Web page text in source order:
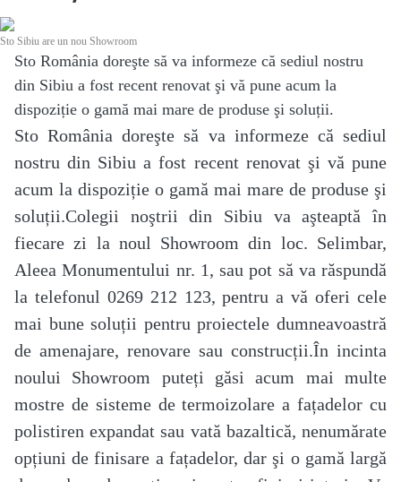
Sto Sibiu are un nou Showroom
Sto România doreşte să va informeze că sediul nostru
din Sibiu a fost recent renovat şi vă pune acum la
dispoziție o gamă mai mare de produse şi soluții.
Sto România doreşte să va informeze că sediul
nostru din Sibiu a fost recent renovat şi vă pune
acum la dispoziție o gamă mai mare de produse şi
soluții.Colegii noştrii din Sibiu va aşteaptă în
fiecare zi la noul Showroom din loc. Selimbar,
Aleea Monumentului nr. 1, sau pot să va răspundă
la telefonul 0269 212 123, pentru a vă oferi cele
mai bune soluții pentru proiectele dumneavoastră
de amenajare, renovare sau construcții.În incinta
noului Showroom puteți găsi acum mai multe
mostre de sisteme de termoizolare a fațadelor cu
polistiren expandat sau vată bazaltică, nenumărate
opțiuni de finisare a fațadelor, dar şi o gamă largă